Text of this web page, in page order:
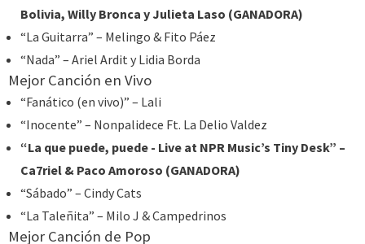
Bolivia, Willy Bronca y Julieta Laso (GANADORA)
“La Guitarra” – Melingo & Fito Páez
“Nada” – Ariel Ardit y Lidia Borda
Mejor Canción en Vivo
“Fanático (en vivo)” – Lali
“Inocente” – Nonpalidece Ft. La Delio Valdez
“La que puede, puede - Live at NPR Music’s Tiny Desk” –
Ca7riel & Paco Amoroso (GANADORA)
“Sábado” – Cindy Cats
“La Taleñita” – Milo J & Campedrinos
Mejor Canción de Pop